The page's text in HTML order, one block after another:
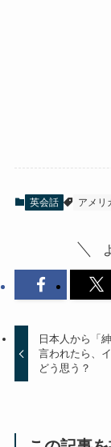
英会話 アメリ
日本人から「
言われたら、
どう思う？